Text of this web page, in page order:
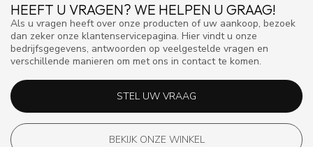
HEEFT U VRAGEN? WE HELPEN U GRAAG!
Als u vragen heeft over onze producten of uw aankoop, bezoek
dan zeker onze klantenservicepagina. Hier vindt u onze
bedrijfsgegevens, antwoorden op veelgestelde vragen en
verschillende manieren om met ons in contact te komen.
STEL UW VRAAG
BEKIJK ONZE WINKEL